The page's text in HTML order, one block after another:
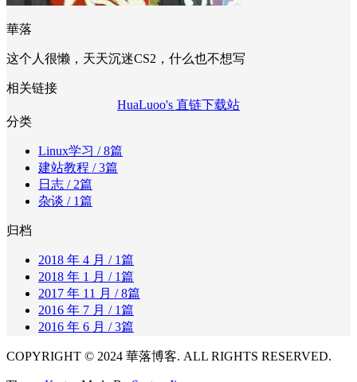
華落
这个人很懒，天天沉迷CS2，什么也不想写
相关链接
HuaLuoo's 直链下载站
分类
Linux学习 / 8篇
建站教程 / 3篇
日志 / 2篇
杂谈 / 1篇
归档
2018 年 4 月 / 1篇
2018 年 1 月 / 1篇
2017 年 11 月 / 8篇
2016 年 7 月 / 1篇
2016 年 6 月 / 3篇
COPYRIGHT © 2024 華落博客. ALL RIGHTS RESERVED.